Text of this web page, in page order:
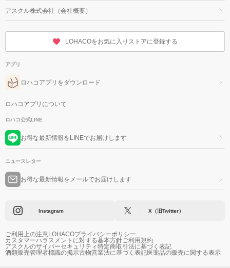
アスクル株式会社（会社概要）
LOHACOをお気に入りストアに登録する
アプリ
ロハコアプリをダウンロード
ロハコアプリについて
ロハコ公式LINE
お得な最新情報をLINEでお届けします
ニュースレター
お得な最新情報をメールでお届けします
Instagram X（旧Twitter）
ご利用上の注意LOHACOプライバシーポリシー
カスタマーハラスメントに対する基本方針ご利用規約
アスクルのサイバーセキュリティ特定商取引法に基づく表記
酒類販売管理者標識の掲示古物営業法に基づく表記医薬品の販売に関する表示